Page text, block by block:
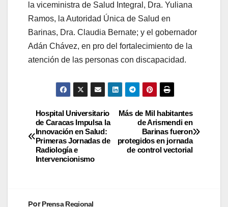
la viceministra de Salud Integral, Dra. Yuliana
Ramos, la Autoridad Única de Salud en
Barinas, Dra. Claudia Bernate; y el gobernador
Adán Chávez, en pro del fortalecimiento de la
atención de las personas con discapacidad.
Más de Mil habitantes
de Arismendi en
Barinas fueron
protegidos en jornada
de control vectorial
Hospital Universitario
de Caracas Impulsa la
Innovación en Salud:
Primeras Jornadas de
Radiología e
Intervencionismo
PorPrensa Regional